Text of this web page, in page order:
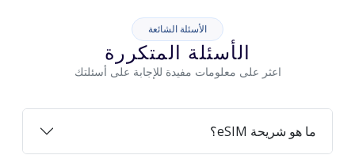
الأسئلة الشائعة
الأسئلة المتكررة
اعثر على معلومات مفيدة للإجابة على أسئلتك
ما هو شريحة eSIM؟